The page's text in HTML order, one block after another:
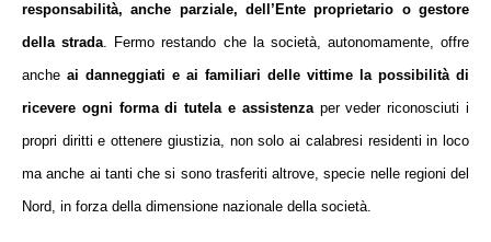
responsabilità, anche parziale, dell’Ente proprietario o gestore
della strada. Fermo restando che la società, autonomamente, offre
anche ai danneggiati e ai familiari delle vittime la possibilità di
ricevere ogni forma di tutela e assistenzaper veder riconosciuti i
propri diritti e ottenere giustizia, non solo ai calabresi residenti in loco
ma anche ai tanti che si sono trasferiti altrove, specie nelle regioni del
Nord, in forza della dimensione nazionale della società.